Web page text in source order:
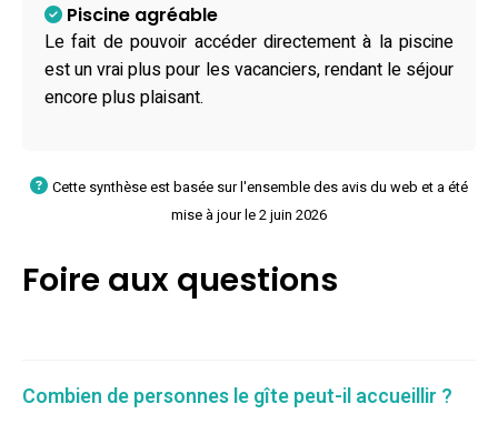
Piscine agréable
Le fait de pouvoir accéder directement à la piscine
est un vrai plus pour les vacanciers, rendant le séjour
encore plus plaisant.
Cette synthèse est basée sur l'ensemble des avis du web et a été
mise à jour le 2 juin 2026
Foire aux questions
Combien de personnes le gîte peut-il accueillir ?